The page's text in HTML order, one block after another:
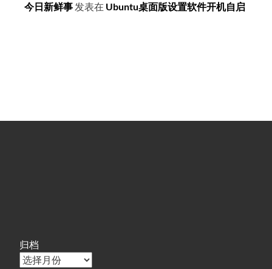
今日新鲜事 发表在 Ubuntu桌面版设置软件开机自启
归档